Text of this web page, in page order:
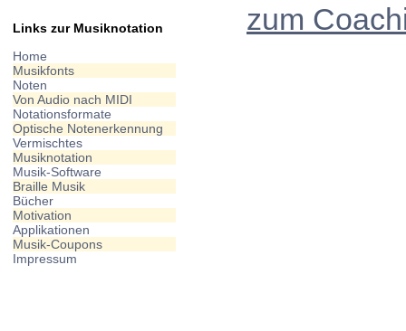
Links zur Musiknotation
Home
Musikfonts
Noten
Von Audio nach MIDI
Notationsformate
Optische Notenerkennung
Vermischtes
Musiknotation
Musik-Software
Braille Musik
Bücher
Motivation
Applikationen
Musik-Coupons
Impressum
zum